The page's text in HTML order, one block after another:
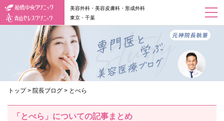
美容外科・美容皮膚科・形成外科
東京・千葉
トップ > 院長ブログ > とべら
「とべら」についての記事まとめ